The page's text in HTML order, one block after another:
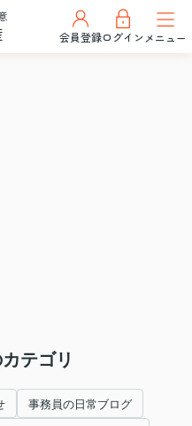
会員登録ログインメニュー
テゴリ
事務員の日常ブログ